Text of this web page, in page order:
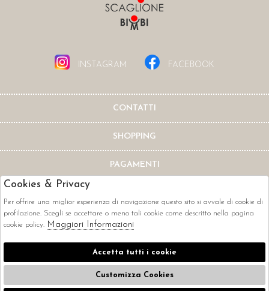
INSTAGRAM FACEBOOK
CONTATTI
SHOPPING
PAGAMENTI
CORRIERI
Cookies & Privacy
Per offrire una miglior esperienza di navigazione questo sito si avvale di cookie di
profilazione. Scegli se accettare o meno tali cookie come descritto nella pagina
cookie policy. Maggiori Informazioni
Accetta tutti i cookie
Customizza Cookies